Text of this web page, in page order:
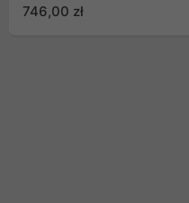
746,00 zł